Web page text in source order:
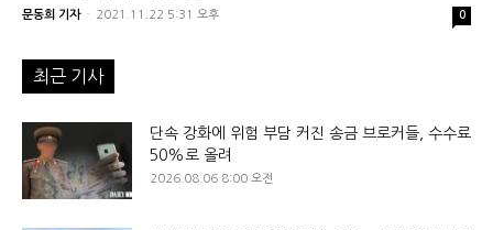
문동희 기자 - 2021.11.22 5:31 오후 0
최근 기사
단속 강화에 위험 부담 커진 송금 브로커들, 수수료
50%로 올려
2026.08.06 8:00 오전